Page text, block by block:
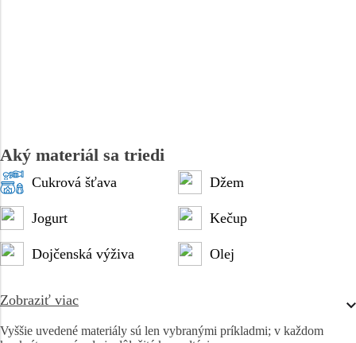
Aký materiál sa triedi
Cukrová šťava Džem
Jogurt Kečup
Dojčenská výživa Olej
Zobraziť viac
Vyššie uvedené materiály sú len vybranými príkladmi; v každom